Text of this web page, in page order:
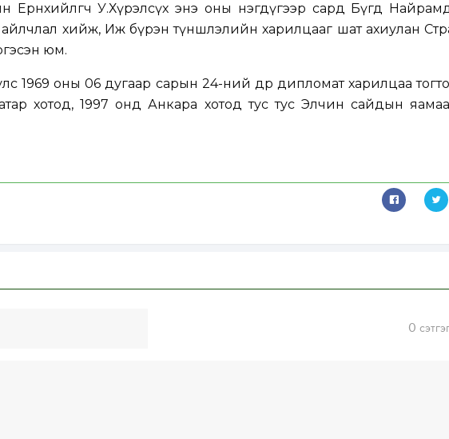
Ерөнхийлөгч У.Хүрэлсүх энэ оны нэгдүгээр сард Бүгд
айлчлал хийж, Иж бүрэн түншлэлийн харилцааг шат ахиулан
юм.
1969 оны 06 дугаар сарын 24-ний өдөр дипломат харилцаа
хотод, 1997 онд Анкара хотод тус тус Элчин сайдын
0